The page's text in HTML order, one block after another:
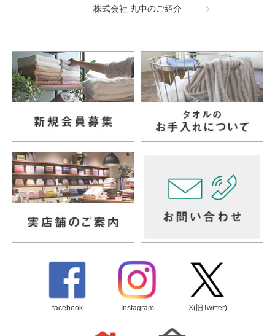
株式会社 丸中のご紹介
facebook Instagram X(旧Twitter)